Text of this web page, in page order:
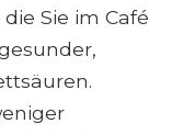
Sie im Café